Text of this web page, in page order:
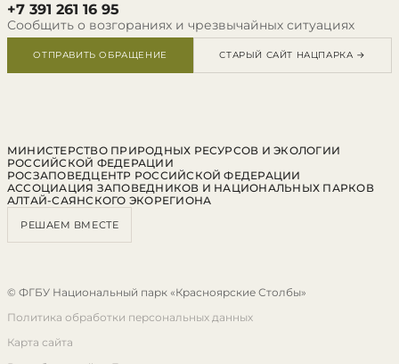
+7 391 261 16 95
Сообщить о возгораниях и чрезвычайных ситуациях
ОТПРАВИТЬ ОБРАЩЕНИЕ СТАРЫЙ САЙТ НАЦПАРКА →
МИНИСТЕРСТВО ПРИРОДНЫХ РЕСУРСОВ И ЭКОЛОГИИ
РОССИЙСКОЙ ФЕДЕРАЦИИ
РОСЗАПОВЕДЦЕНТР РОССИЙСКОЙ ФЕДЕРАЦИИ
АССОЦИАЦИЯ ЗАПОВЕДНИКОВ И НАЦИОНАЛЬНЫХ ПАРКОВ
АЛТАЙ-САЯНСКОГО ЭКОРЕГИОНА
РЕШАЕМ ВМЕСТЕ
© ФГБУ Национальный парк «Красноярские Столбы»
Политика обработки персональных данных
Карта сайта